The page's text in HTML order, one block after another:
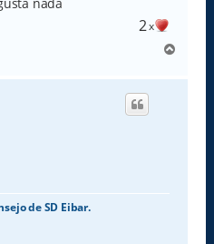
2x
r
de SD Eibar.